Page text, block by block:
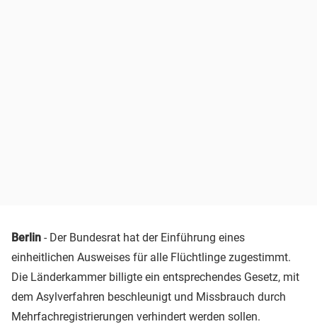
Berlin - Der Bundesrat hat der Einführung eines
einheitlichen Ausweises für alle Flüchtlinge zugestimmt.
Die Länderkammer billigte ein entsprechendes Gesetz, mit
dem Asylverfahren beschleunigt und Missbrauch durch
Mehrfachregistrierungen verhindert werden sollen.